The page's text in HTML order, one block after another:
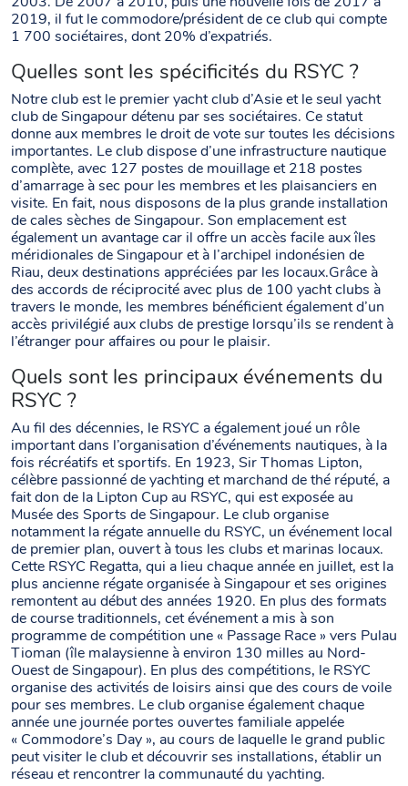
2019, il fut le commodore/président de ce club qui compte
1 700 sociétaires, dont 20% d’expatriés.
Quelles sont les spécificités du RSYC ?
Notre club est le premier yacht club d’Asie et le seul yacht
club de Singapour détenu par ses sociétaires. Ce statut
donne aux membres le droit de vote sur toutes les décisions
importantes. Le club dispose d’une infrastructure nautique
complète, avec 127 postes de mouillage et 218 postes
d’amarrage à sec pour les membres et les plaisanciers en
visite. En fait, nous disposons de la plus grande installation
de cales sèches de Singapour. Son emplacement est
également un avantage car il offre un accès facile aux îles
méridionales de Singapour et à l’archipel indonésien de
Riau, deux destinations appréciées par les locaux.Grâce à
des accords de réciprocité avec plus de 100 yacht clubs à
travers le monde, les membres bénéficient également d’un
accès privilégié aux clubs de prestige lorsqu’ils se rendent à
l’étranger pour affaires ou pour le plaisir.
Quels sont les principaux événements du
RSYC ?
Au fil des décennies, le RSYC a également joué un rôle
important dans l’organisation d’événements nautiques, à la
fois récréatifs et sportifs. En 1923, Sir Thomas Lipton,
célèbre passionné de yachting et marchand de thé réputé, a
fait don de la Lipton Cup au RSYC, qui est exposée au
Musée des Sports de Singapour. Le club organise
notamment la régate annuelle du RSYC, un événement local
de premier plan, ouvert à tous les clubs et marinas locaux.
Cette RSYC Regatta, qui a lieu chaque année en juillet, est la
plus ancienne régate organisée à Singapour et ses origines
remontent au début des années 1920. En plus des formats
de course traditionnels, cet événement a mis à son
programme de compétition une « Passage Race » vers Pulau
Tioman (île malaysienne à environ 130 milles au Nord-
Ouest de Singapour). En plus des compétitions, le RSYC
organise des activités de loisirs ainsi que des cours de voile
pour ses membres. Le club organise également chaque
année une journée portes ouvertes familiale appelée
« Commodore’s Day », au cours de laquelle le grand public
peut visiter le club et découvrir ses installations, établir un
réseau et rencontrer la communauté du yachting.